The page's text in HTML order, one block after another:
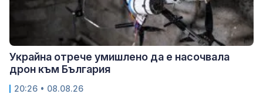
Украйна отрече умишлено да е насочвала
дрон към България
20:26 • 08.08.26